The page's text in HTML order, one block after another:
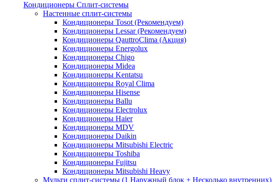
Кондиционеры Сплит-системы
Настенные сплит-системы
Кондиционеры Tosot (Рекомендуем)
Кондиционеры Lessar (Рекомендуем)
Кондиционеры QauttroClima (Акция)
Кондиционеры Energolux
Кондиционеры Chigo
Кондиционеры Midea
Кондиционеры Kentatsu
Кондиционеры Royal Clima
Кондиционеры Hisense
Кондиционеры Ballu
Кондиционеры Electrolux
Кондиционеры Haier
Кондиционеры MDV
Кондиционеры Daikin
Кондиционеры Mitsubishi Electric
Кондиционеры Toshiba
Кондиционеры Fujitsu
Кондиционеры Mitsubishi Heavy
Мульти сплит-системы (1 Наружный блок + Несколько внутренних)